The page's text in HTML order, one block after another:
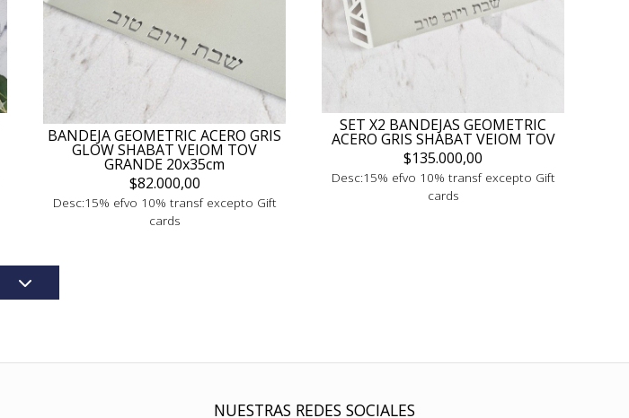
BANDEJA GEOMETRIC ACERO GRIS
GLOW SHABAT VEIOM TOV
GRANDE 20x35cm
$82.000,00
Desc:15% efvo 10% transf excepto Gift
cards
SET X2 BANDEJAS GEOMETRIC
ACERO GRIS SHABAT VEIOM TOV
$135.000,00
Desc:15% efvo 10% transf excepto Gift
cards
NUESTRAS REDES SOCIALES